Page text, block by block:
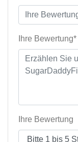
Ihre Bewertung*
Ihre Bewertung